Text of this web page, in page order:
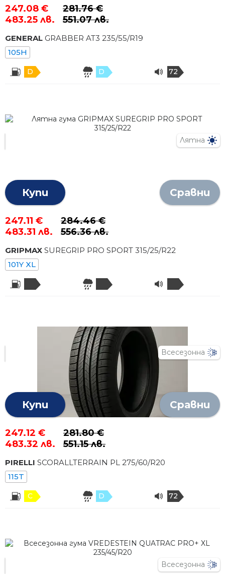
247.08 €
483.25 лв.
281.76 €
551.07 лв.
GENERAL GRABBER AT3 235/55/R19
105H
D D 72
Лятна
Купи Сравни
247.11 €
483.31 лв.
284.46 €
556.36 лв.
GRIPMAX SUREGRIP PRO SPORT 315/25/R22
101Y XL
Всесезонна
Купи Сравни
247.12 €
483.32 лв.
281.80 €
551.15 лв.
PIRELLI SCORALLTERRAIN PL 275/60/R20
115T
C D 72
Всесезонна